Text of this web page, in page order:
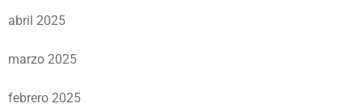
abril 2025
marzo 2025
febrero 2025